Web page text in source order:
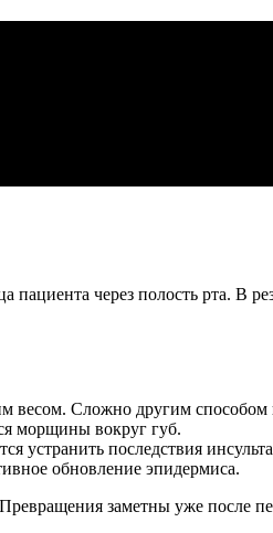
через полость рта. В
Сложно другим способом
морщины вокруг губ.
последствия
обновление эпидермиса.
заметны уже после